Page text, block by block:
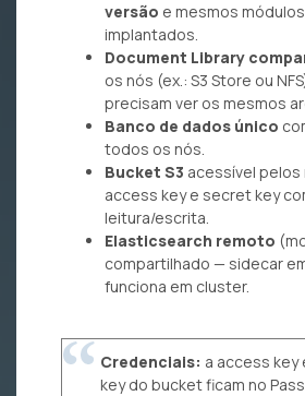
versão e mesmos
implantados.
Document Library
os nós (ex.: S3 Store ou
precisam ver os mesmos
Banco de dados único
todos os nós.
Bucket S3 acessível pelos
access key e secret key
leitura/escrita.
Elasticsearch remoto
compartilhado — sidecar
funciona em cluster.
Credenciais: a access key
key do bucket ficam no